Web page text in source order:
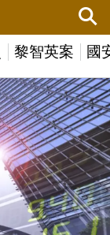
黎智英案 國